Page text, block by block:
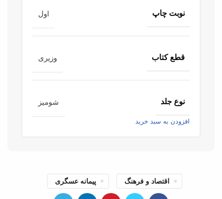
نوبت چاپ اول
قطع کتاب وزیری
نوع جلد شومیز
افزودن به سبد خرید
اقتصاد و فرهنگ پیمانه عسگری